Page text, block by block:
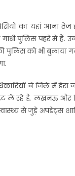
का यहां आना
पुलिस पहरे में हैं.
को भी बुलाया
ने जिले में
ले रहे है. लखनऊ और
से जुड़े अपडेट्स